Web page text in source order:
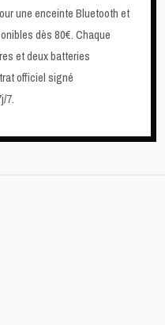
une enceinte Bluetooth et
dès 80€. Chaque
et deux batteries
officiel signé
7.